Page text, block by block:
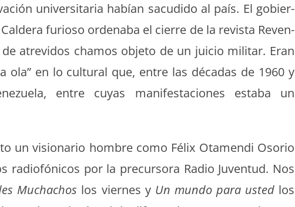
uni­ver­si­taria habían sacu­d­i­do al país. El gob­ier­
furioso orden­a­ba el cierre de la revista Reven­
atre­v­i­dos chamos obje­to de un juicio mil­i­tar. Eran
ola” en lo cul­tur­al que, entre las décadas de 1960 y
entre cuyas man­i­festa­ciones esta­ba un
un vision­ario hom­bre como Félix Ota­men­di Oso­rio
radiofóni­cos por la pre­cur­so­ra Radio Juven­tud. Nos
Mucha­chos los viernes y Un mun­do para ust­edlos